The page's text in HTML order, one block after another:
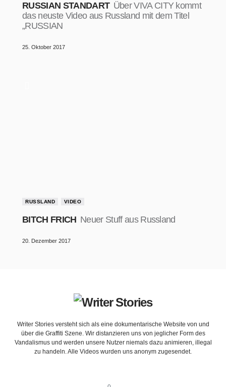
RUSSIAN STANDART Über VIVA CITY kommt
das neuste Video aus Russland mit dem Titel
„RUSSIAN
25. Oktober 2017
RUSSLAND VIDEO
BITCH FRICH Neuer Stuff aus Russland
20. Dezember 2017
Writer Stories versteht sich als eine dokumentarische Website von und
über die Graffiti Szene. Wir distanzieren uns von jeglicher Form des
Vandalismus und werden unsere Nutzer niemals dazu animieren, illegal
zu handeln. Alle Videos wurden uns anonym zugesendet.